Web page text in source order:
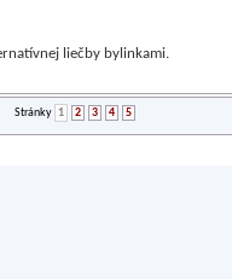
liečby bylinkami.
Stránky 1 2 3 4 5